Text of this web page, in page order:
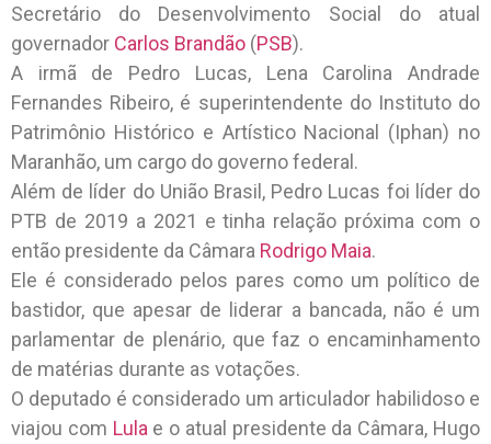
Secretário do Desenvolvimento Social do atual
governador Carlos Brandão (PSB).
A irmã de Pedro Lucas, Lena Carolina Andrade
Fernandes Ribeiro, é superintendente do Instituto do
Patrimônio Histórico e Artístico Nacional (Iphan) no
Maranhão, um cargo do governo federal.
Além de líder do União Brasil, Pedro Lucas foi líder do
PTB de 2019 a 2021 e tinha relação próxima com o
então presidente da Câmara Rodrigo Maia.
Ele é considerado pelos pares como um político de
bastidor, que apesar de liderar a bancada, não é um
parlamentar de plenário, que faz o encaminhamento
de matérias durante as votações.
O deputado é considerado um articulador habilidoso e
viajou com Lula e o atual presidente da Câmara, Hugo